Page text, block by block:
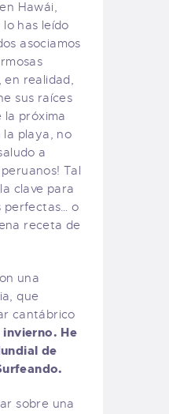
Hawái,
lo has leído
asociamos
en realidad,
sus raíces
la próxima
la playa, no
a
Tal
clave para
perfectas… o
receta de
una
que
cantábrico
He
de
sobre una